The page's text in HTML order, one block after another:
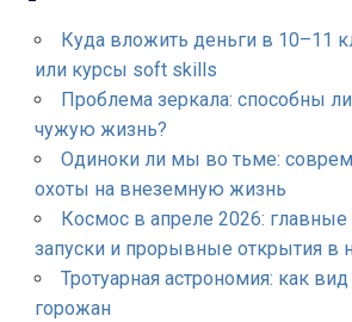
Куда вложить деньги в 10–11
или курсы soft skills
Проблема зеркала: способны
чужую жизнь?
Одиноки ли мы во тьме:
охоты на внеземную жизнь
Космос в апреле 2026: главные
запуски и прорывные открытия в
Тротуарная астрономия: как
горожан